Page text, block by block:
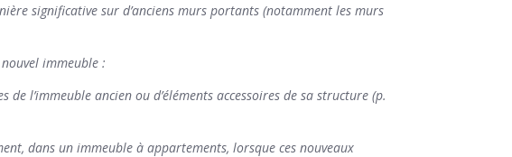
significative sur d’anciens murs portants (notamment les murs
immeuble :
l’immeuble ancien ou d’éléments accessoires de sa structure (p.
dans un immeuble à appartements, lorsque ces nouveaux